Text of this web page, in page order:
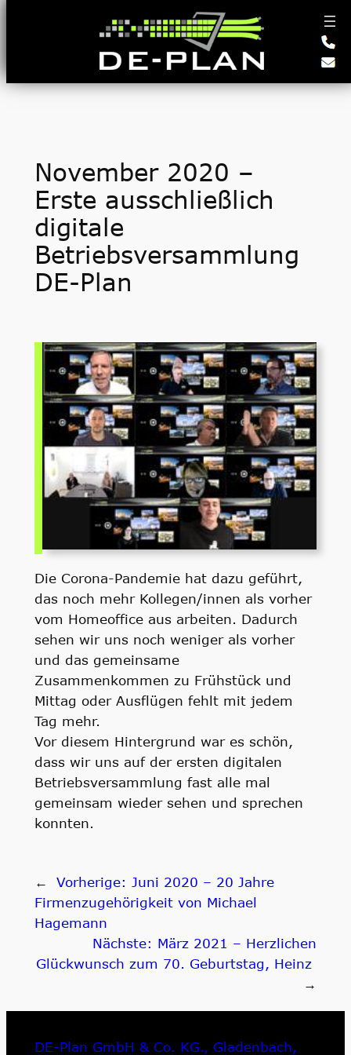
November 2020 –
Erste ausschließlich
digitale
Betriebsversammlung
DE-Plan
Die Corona-Pandemie hat dazu geführt,
das noch mehr Kollegen/innen als vorher
vom Homeoffice aus arbeiten. Dadurch
sehen wir uns noch weniger als vorher
und das gemeinsame
Zusammenkommen zu Frühstück und
Mittag oder Ausflügen fehlt mit jedem
Tag mehr.
Vor diesem Hintergrund war es schön,
dass wir uns auf der ersten digitalen
Betriebsversammlung fast alle mal
gemeinsam wieder sehen und sprechen
konnten.
← Vorherige: Juni 2020 – 20 Jahre
Firmenzugehörigkeit von Michael
Hagemann
Nächste: März 2021 – Herzlichen
Glückwunsch zum 70. Geburtstag, Heinz
→
DE-Plan GmbH & Co. KG., Gladenbach,